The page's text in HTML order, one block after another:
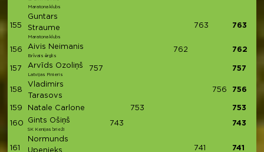
Maratona klubs
155
Guntars
Straume
Maratona klubs
763 763
156 Aivis Neimanis
Brīvais ērglis
762 762
157 Arvīds Ozoliņš
Latvijas Finieris
757 757
158
Vladimirs
Tarasovs
756 756
159 Natale Carlone 753 753
160 Gints Ošiņš
SK Kenijas brieži
743 743
161
Normunds
Upenieks
741 741